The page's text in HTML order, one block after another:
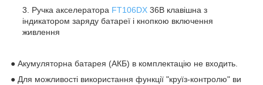
Ручка акселератора FT106DX 36В клавішна з
індикатором заряду батареї і кнопкою включення
живлення
● Акумуляторна батарея (АКБ) в комплектацію не входить.
● Для можливості використання функції "круїз-контролю" ви